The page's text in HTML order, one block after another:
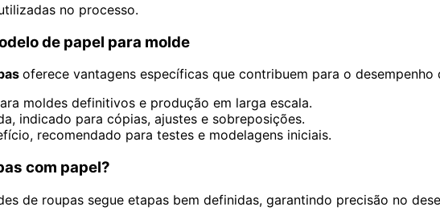
no processo.
de papel para molde
oferece vantagens específicas que contribuem para o desempenho
moldes definitivos e produção em larga escala.
indicado para cópias, ajustes e sobreposições.
recomendado para testes e modelagens iniciais.
com papel?
de roupas segue etapas bem definidas, garantindo precisão no